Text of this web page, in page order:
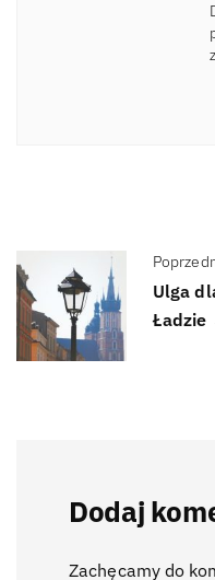
Ulga
Ładzie
Dodaj
Zachęcamy do